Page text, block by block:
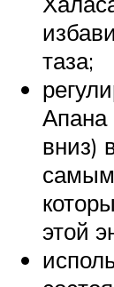
таза;
Апана
вниз)
самым
этой